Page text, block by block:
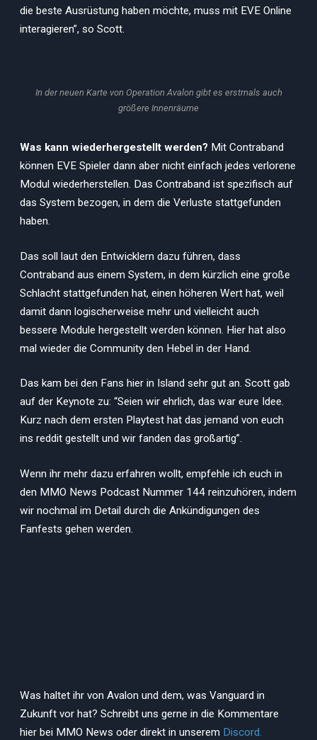
die beste Ausrüstung haben möchte, muss mit EVE Online
interagieren”, so Scott.
In der neuen Karte von Operation Avalon gibt es erstmals auch
größere Innenräume
Was kann wiederhergestellt werden? Mit Contraband
können EVE Spieler dann aber nicht einfach jedes verlorene
Modul wiederherstellen. Das Contraband ist spezifisch auf
das System bezogen, in dem die Verluste stattgefunden
haben.
Das soll laut den Entwicklern dazu führen, dass
Contraband aus einem System, in dem kürzlich eine große
Schlacht stattgefunden hat, einen höheren Wert hat, weil
damit dann logischerweise mehr und vielleicht auch
bessere Module hergestellt werden können. Hier hat also
mal wieder die Community den Hebel in der Hand.
Das kam bei den Fans hier in Island sehr gut an. Scott gab
auf der Keynote zu: “Seien wir ehrlich, das war eure Idee.
Kurz nach dem ersten Playtest hat das jemand von euch
ins reddit gestellt und wir fanden das großartig”.
Wenn ihr mehr dazu erfahren wollt, empfehle ich euch in
den MMO News Podcast Nummer 144 reinzuhören, indem
wir nochmal im Detail durch die Ankündigungen des
Fanfests gehen werden.
Was haltet ihr von Avalon und dem, was Vanguard in
Zukunft vor hat? Schreibt uns gerne in die Kommentare
hier bei MMO News oder direkt in unserem Discord.